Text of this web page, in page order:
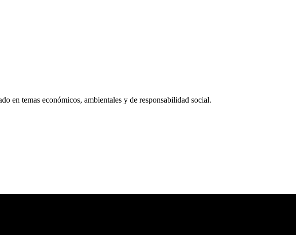
en temas económicos, ambientales y de responsabilidad social.